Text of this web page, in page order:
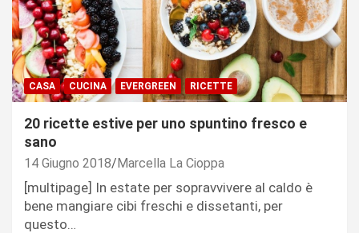
CASA CUCINA EVERGREEN RICETTE
20 ricette estive per uno spuntino fresco e
sano
14 Giugno 2018 Marcella La Cioppa
[multipage] In estate per sopravvivere al caldo è
bene mangiare cibi freschi e dissetanti, per
questo…